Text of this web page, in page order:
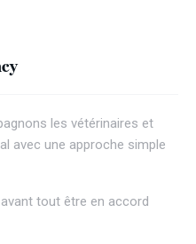
les vétérinaires et
avec une approche simple
tout être en accord